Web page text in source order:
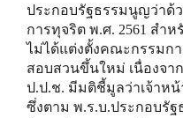
ประกอบรัฐธรรมนูญว่าด้
การทุจริต พ.ศ. 2561 สำ
ไม่ได้แต่งตั้งคณะกรรมก
สอบสวนขึ้นใหม่ เนื่องจ
ป.ป.ช. มีมติชี้มูลว่าเจ้าห
ซึ่งตาม พ.ร.บ.ประกอบรั